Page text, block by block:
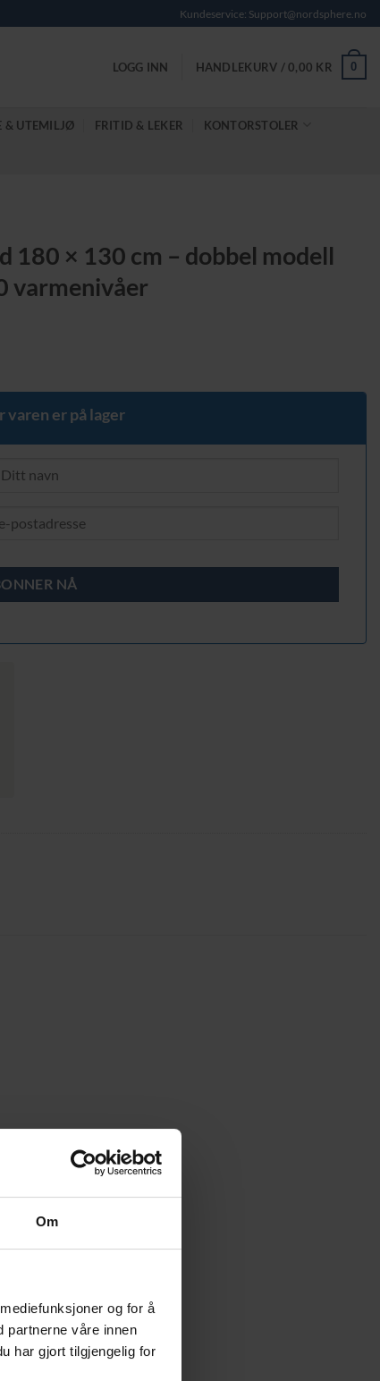
Om
og for å
partnerne våre innen
har gjort tilgjengelig for
Kundeservice: Support@nordsphere.no
LOGG INN HANDLEKURV /0,00 KR 0
& UTEMILJØ FRITID & LEKER KONTORSTOLER
× 130 cm – dobbel modell
varmenivåer
varen er på lager